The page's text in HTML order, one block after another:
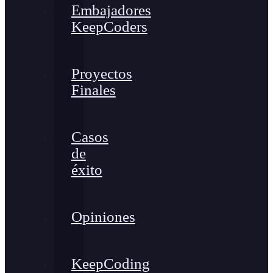
Embajadores
KeepCoders
Proyectos
Finales
Casos
de
éxito
Opiniones
KeepCoding